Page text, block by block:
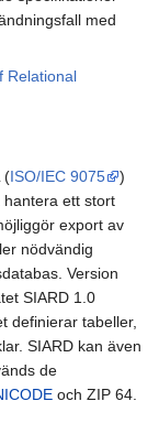
med
Relational
(ISO/IEC 9075
)
ett stort
export av
nödvändig
Version
SIARD 1.0
definierar tabeller,
SIARD kan även
de
och ZIP 64.